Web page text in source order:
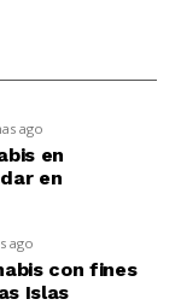
ago
en
en
ago
con fines
Islas